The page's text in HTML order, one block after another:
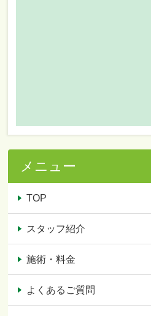
メニュー
TOP
スタッフ紹介
施術・料金
よくあるご質問